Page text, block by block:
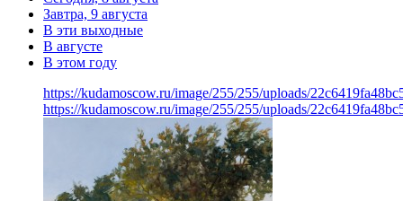
Завтра, 9 августа
В эти выходные
В августе
В этом году
https://kudamoscow.ru/image/255/255/uploads/
https://kudamoscow.ru/image/255/255/uploads/